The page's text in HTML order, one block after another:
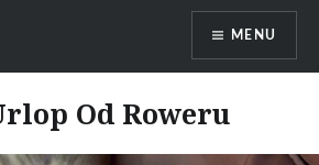
MENU
Od Roweru